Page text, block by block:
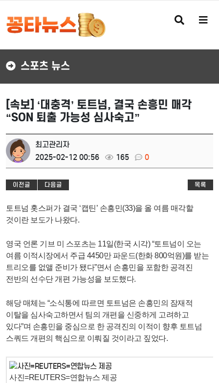
검
색
튼
메
튼
스포츠 뉴스
[속보] ‘대충격’ 토트넘, 결국 손흥민 매각
“SON 퇴출 가능성 심사숙고”
최고관리자
2025-02-12 00:56
165 0
이전글 다음글 목록
토트넘 홋스퍼가 결국 ‘캡틴’ 손흥민(33)을 올 여름 매각할
것이란 보도가 나왔다.
영국 언론 기브 미 스포츠는 11일(한국 시각) “토트넘이 오는
여름 이적시장에서 주급 4450만 파운드(한화 800억원)를 받는
트리오를 없앨 준비가 됐다”면서 손흥민을 포함한 공격진
전반의 선수단 개편 가능성을 보도했다.
해당 매체는 “소식통에 따르면 토트넘은 손흥민의 잠재적
이탈을 심사숙고하면서 팀의 개편을 신중하게 고려하고
있다”며 손흥민을 중심으로 한 공격진의 이적이 향후 토트넘
스쿼드 개편의 핵심으로 이뤄질 것이라고 짚었다.
사진=REUTERS=연합뉴스 제공